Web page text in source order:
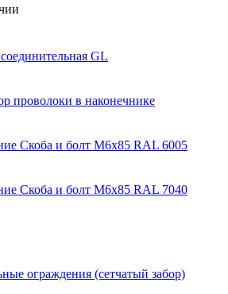
GL
проволоки в наконечнике
Скоба и болт М6х85 RAL 6005
Скоба и болт М6х85 RAL 7040
ограждения (сетчатый забор)